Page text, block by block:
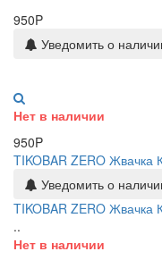
950P
Уведомить о
Нет в наличии
950P
TIKOBAR ZERO Жвачка
Уведомить о
TIKOBAR ZERO Жвачка
..
Нет в наличии